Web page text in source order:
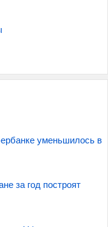
уменьшилось в
за год построят